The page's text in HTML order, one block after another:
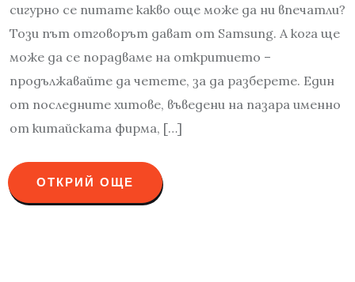
сигурно се питате какво още може да ни впечатли?
Този път отговорът дават от Samsung. А кога ще
може да се порадваме на откритието –
продължавайте да четете, за да разберете. Един
от последните хитове, въведени на пазара именно
от китайската фирма, […]
ОТКРИЙ ОЩЕ